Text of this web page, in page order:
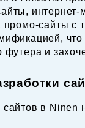
интернет-
промо-сайты с
что
футера и
в Ninen